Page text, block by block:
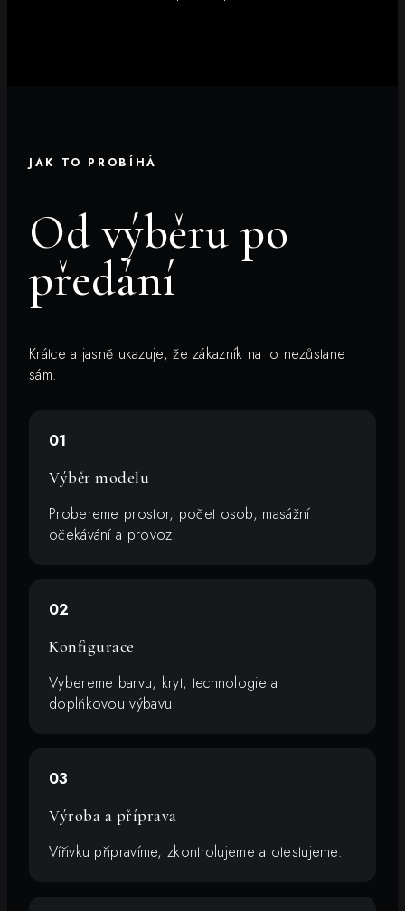
JAK TO PROBÍHÁ
Od výběru po
předání
Krátce a jasně ukazuje, že zákazník na to nezůstane
sám.
01
Výběr modelu
Probereme prostor, počet osob, masážní
očekávání a provoz.
02
Konfigurace
Vybereme barvu, kryt, technologie a
doplňkovou výbavu.
03
Výroba a příprava
Vířivku připravíme, zkontrolujeme a otestujeme.